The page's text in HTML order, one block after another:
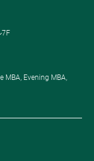
7F
MBA, Evening MBA,